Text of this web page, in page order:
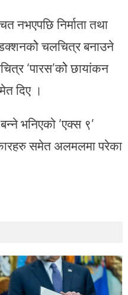
नभएपछि निर्माता तथा
चलचित्र बनाउने
‘पारस’कोे छायांकन
दिए ।
भनिएको ‘एक्स ९’
समेत अलमलमा परेका